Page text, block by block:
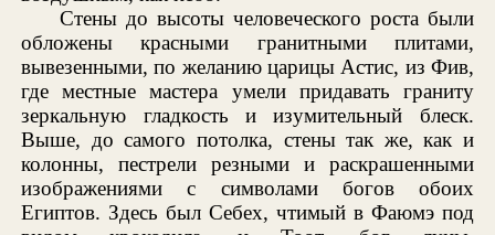
Стены до высоты человеческого роста были
обложены красными гранитными плитами,
вывезенными, по желанию царицы Астис, из Фив,
где местные мастера умели придавать граниту
зеркальную гладкость и изумительный блеск.
Выше, до самого потолка, стены так же, как и
колонны, пестрели резными и раскрашенными
изображениями с символами богов обоих
Египтов. Здесь был Себех, чтимый в Фаюмэ под